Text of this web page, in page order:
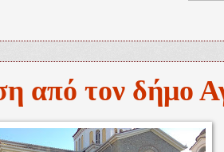
από τον δήμο